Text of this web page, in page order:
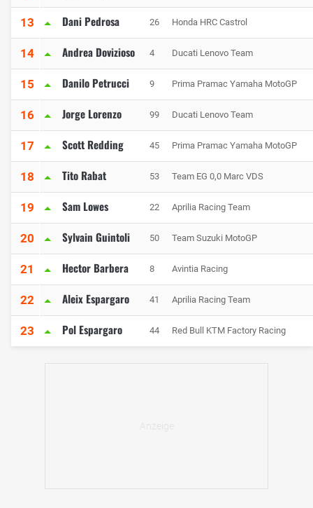
13 Dani Pedrosa 26 Honda HRC Castrol
14 Andrea Dovizioso 4 Ducati Lenovo Team
15 Danilo Petrucci 9 Prima Pramac Yamaha MotoGP
16 Jorge Lorenzo 99 Ducati Lenovo Team
17 Scott Redding 45 Prima Pramac Yamaha MotoGP
18 Tito Rabat 53 Team EG 0,0 Marc VDS
19 Sam Lowes 22 Aprilia Racing Team
20 Sylvain Guintoli 50 Team Suzuki MotoGP
21 Hector Barbera 8 Avintia Racing
22 Aleix Espargaro 41 Aprilia Racing Team
23 Pol Espargaro 44 Red Bull KTM Factory Racing